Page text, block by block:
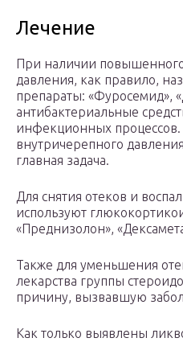
Лечение
При наличии
давления, как правило,
препараты: «Фуросемид»,
антибактериальные
инфекционных
внутричерепного
главная задача.
Для снятия отеков и
используют
«Преднизолон»,
Также для уменьшения
лекарства группы
причину, вызвавшую
Как только выявлены